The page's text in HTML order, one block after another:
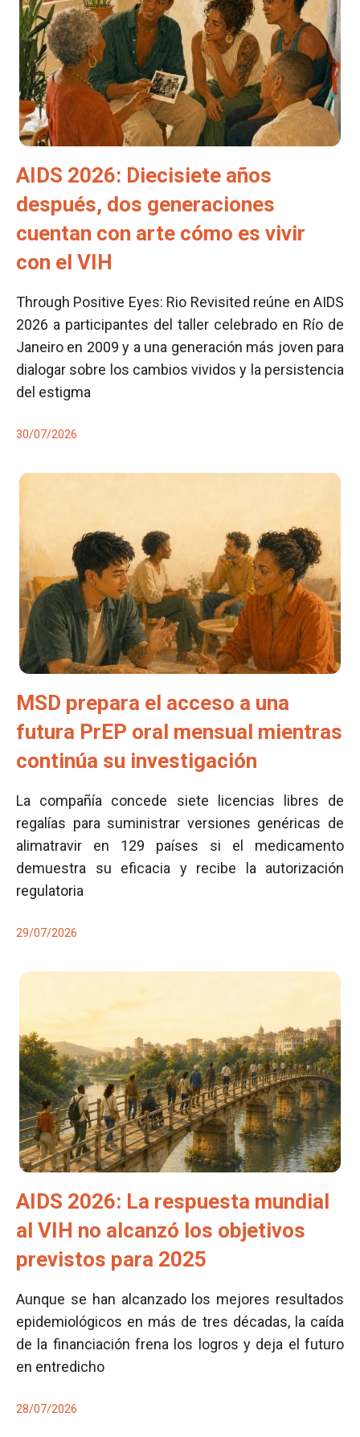
AIDS 2026: Diecisiete años
después, dos generaciones
cuentan con arte cómo es vivir
con el VIH
Through Positive Eyes: Rio Revisited reúne en AIDS
2026 a participantes del taller celebrado en Río de
Janeiro en 2009 y a una generación más joven para
dialogar sobre los cambios vividos y la persistencia
del estigma
30/07/2026
MSD prepara el acceso a una
futura PrEP oral mensual mientras
continúa su investigación
La compañía concede siete licencias libres de
regalías para suministrar versiones genéricas de
alimatravir en 129 países si el medicamento
demuestra su eficacia y recibe la autorización
regulatoria
29/07/2026
AIDS 2026: La respuesta mundial
al VIH no alcanzó los objetivos
previstos para 2025
Aunque se han alcanzado los mejores resultados
epidemiológicos en más de tres décadas, la caída
de la financiación frena los logros y deja el futuro
en entredicho
28/07/2026